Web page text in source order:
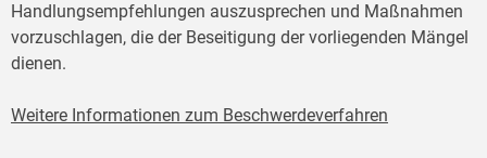
Handlungsempfehlungen auszusprechen und Maßnahmen
vorzuschlagen, die der Beseitigung der vorliegenden Mängel
dienen.
Weitere Informationen zum Beschwerdeverfahren